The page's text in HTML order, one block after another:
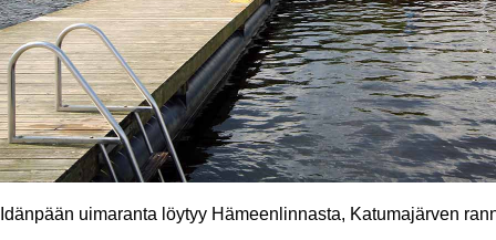
Idänpään uimaranta löytyy Hämeenlinnasta, Katumajärven